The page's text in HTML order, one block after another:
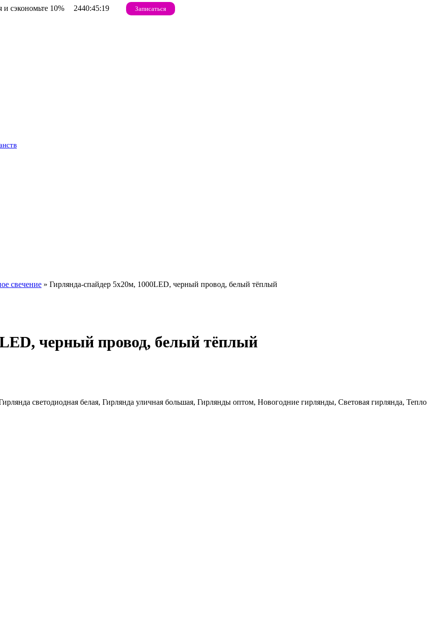
10% 2440:45:18 Записаться
свечение » Гирлянда-спайдер 5х20м, 1000LED, черный провод, белый тёплый
черный провод, белый тёплый
светодиодная белая, Гирлянда уличная большая, Гирлянды оптом, Новогодние гирлянды, Световая гирлянда, Тепло